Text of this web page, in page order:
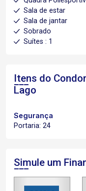
Sala de estar
Sala de jantar
Sobrado
Suítes : 1
Itens do
Lago
Segurança
Portaria: 24
Simule um